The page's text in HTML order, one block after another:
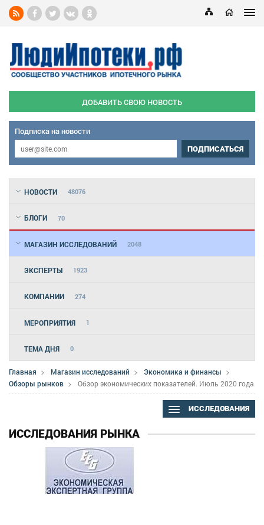
ДОБАВИТЬ СВОЮ НОВОСТЬ
Подписка на новости
ПОДПИСАТЬСЯ
НОВОСТИ 48076
БЛОГИ 70
МАГАЗИН ИССЛЕДОВАНИЙ 2048
ЭКСПЕРТЫ 1923
КОМПАНИИ 274
МЕРОПРИЯТИЯ 1
ТЕМА ДНЯ 0
Главная Магазин исследований
Экономика и финансы
Обзоры рынков
Обзор экономических показателей. Июль 2020 года
ИССЛЕДОВАНИЯ
ИССЛЕДОВАНИЯ РЫНКА